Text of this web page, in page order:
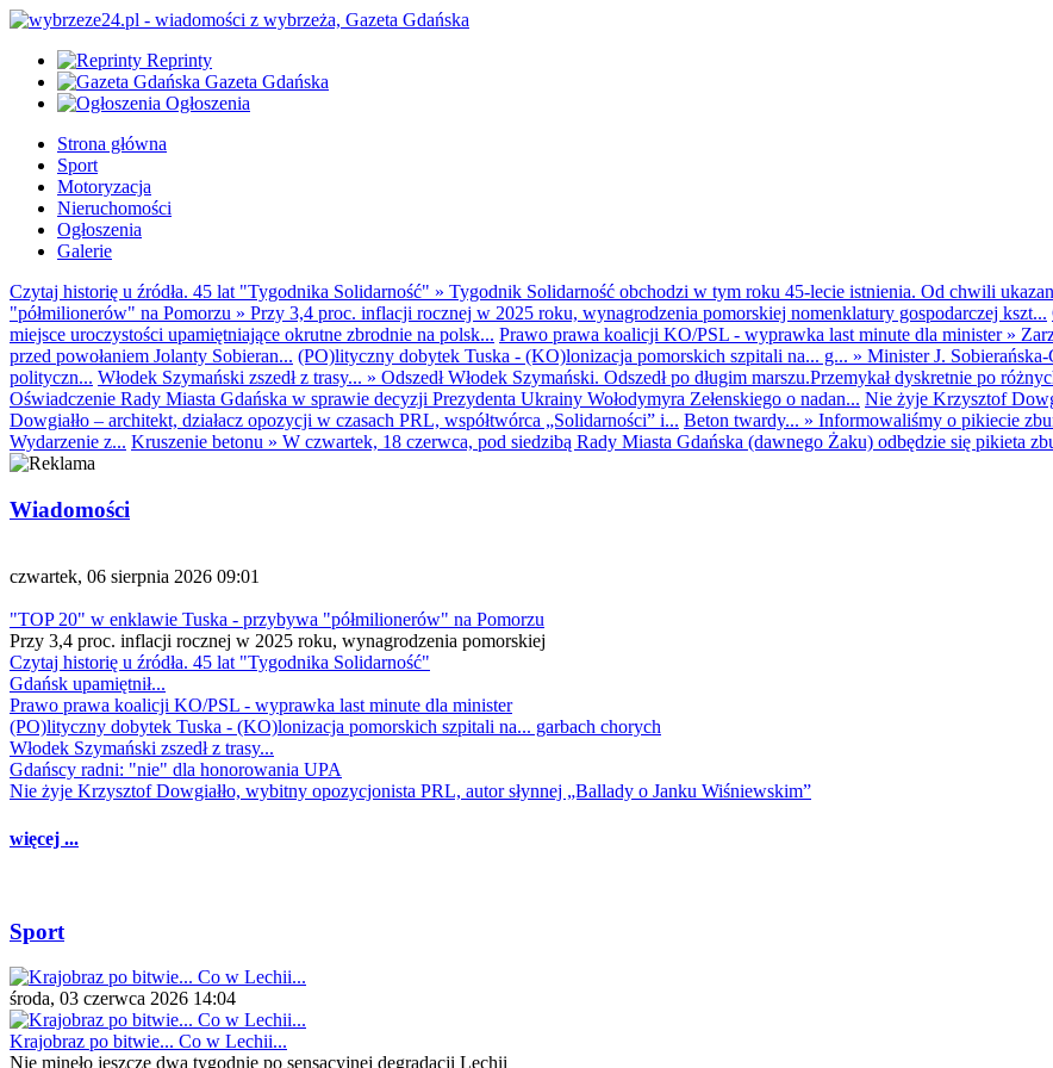
Reprinty
Gazeta Gdańska
Ogłoszenia
Strona główna
Sport
Motoryzacja
Nieruchomości
Ogłoszenia
Galerie
Czytaj historię u źródła. 45 lat "Tygodnika Solidarność" » Tygodnik Solidarność obchodzi w tym roku 45-lecie istnienia. Od chwili
"półmilionerów" na Pomorzu » Przy 3,4 proc. inflacji rocznej w 2025 roku, wynagrodzenia pomorskiej nomenklatury gospodarczej kszt...
miejsce uroczystości upamiętniające okrutne zbrodnie na polsk... Prawo prawa koalicji KO/PSL - wyprawka last minute dla minister»
przed powołaniem Jolanty Sobieran... (PO)lityczny dobytek Tuska - (KO)lonizacja pomorskich szpitali na... g... » Minister J.
polityczn... Włodek Szymański zszedł z trasy... » Odszedł Włodek Szymański. Odszedł po długim marszu.Przemykał dyskretnie po
Oświadczenie Rady Miasta Gdańska w sprawie decyzji Prezydenta Ukrainy Wołodymyra Zełenskiego o nadan... Nie żyje Krzysztof
Dowgiałło – architekt, działacz opozycji w czasach PRL, współtwórca „Solidarności” i... Beton twardy... » Informowaliśmy o pikiecie
Wydarzenie z... Kruszenie betonu » W czwartek, 18 czerwca, pod siedzibą Rady Miasta Gdańska (dawnego Żaku) odbędzie się pikieta
Wiadomości
czwartek, 06 sierpnia 2026 09:01
"TOP 20" w enklawie Tuska - przybywa "półmilionerów" na Pomorzu
Przy 3,4 proc. inflacji rocznej w 2025 roku, wynagrodzenia pomorskiej
Czytaj historię u źródła. 45 lat "Tygodnika Solidarność"
Gdańsk upamiętnił...
Prawo prawa koalicji KO/PSL - wyprawka last minute dla minister
(PO)lityczny dobytek Tuska - (KO)lonizacja pomorskich szpitali na... garbach chorych
Włodek Szymański zszedł z trasy...
Gdańscy radni: "nie" dla honorowania UPA
Nie żyje Krzysztof Dowgiałło, wybitny opozycjonista PRL, autor słynnej „Ballady o Janku Wiśniewskim”
więcej ...
Sport
środa, 03 czerwca 2026 14:04
Krajobraz po bitwie... Co w Lechii...
Nie minęło jeszcze dwa tygodnie po sensacyjnej degradacji Lechii